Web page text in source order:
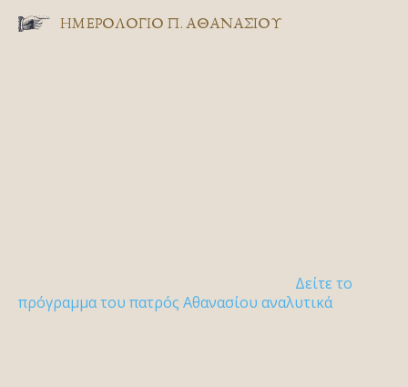
ΗΜΕΡΟΛΟΓΙΟ Π. ΑΘΑΝΑΣΙΟΥ
Δείτε το
πρόγραμμα του πατρός Αθανασίου αναλυτικά